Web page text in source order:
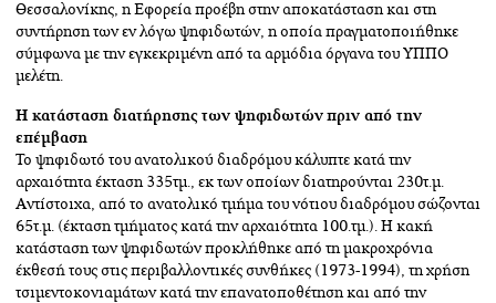
Θεσσαλονίκης, η Εφορεία προέβη στην αποκατάσταση και στη
συντήρηση των εν λόγω ψηφιδωτών, η οποία πραγματοποιήθηκε
σύμφωνα με την εγκεκριμένη από τα αρμόδια όργανα του ΥΠΠΟ
μελέτη.
Η κατάσταση διατήρησης των ψηφιδωτώνπριν από την
επέμβαση
Το ψηφιδωτό του ανατολικού διαδρόμου κάλυπτε κατά την
αρχαιότητα έκταση 335τμ., εκ των οποίων διατηρούνται 230τ.μ.
Αντίστοιχα, από το ανατολικό τμήμα του νότιου διαδρόμου σώζονται
65τ.μ. (έκταση τμήματος κατά την αρχαιότητα 100.τμ.). Η κακή
κατάσταση των ψηφιδωτών προκλήθηκε από τη μακροχρόνια
έκθεσή τους στις περιβαλλοντικές συνθήκες (1973-1994), τη χρήση
τσιμεντοκονιαμάτων κατά την επανατοποθέτηση και από την